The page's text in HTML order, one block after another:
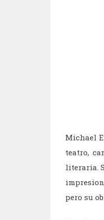
Michael
teatro,
literaria.
pero su